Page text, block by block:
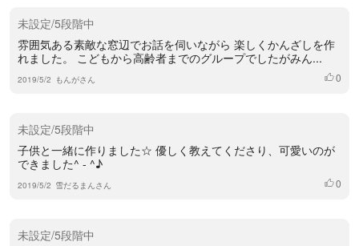
未設定/5段階中
雰囲気ある素敵な窓辺でお話を伺いながら 楽しくかんざしを作
れました。 こどもから高齢者までのグループでしたがみん...
2019/5/2 もんがさん いいね
0
未設定/5段階中
子供と一緒に作りました☆ 優しく教えてくださり、可愛いのが
できました^ - ^♪
2019/5/2 雪だるまんさん いいね
0
未設定/5段階中